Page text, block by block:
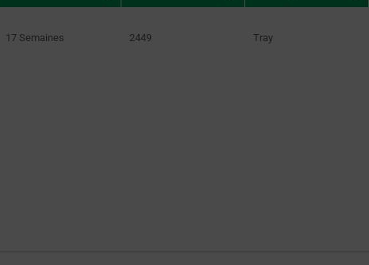
17 Semaines 2449 Tray